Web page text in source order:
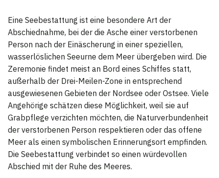
Eine Seebestattung ist eine besondere Art der
Abschiednahme, bei der die Asche einer verstorbenen
Person nach der Einäscherung in einer speziellen,
wasserlöslichen Seeurne dem Meer übergeben wird. Die
Zeremonie findet meist an Bord eines Schiffes statt,
außerhalb der Drei-Meilen-Zone in entsprechend
ausgewiesenen Gebieten der Nordsee oder Ostsee. Viele
Angehörige schätzen diese Möglichkeit, weil sie auf
Grabpflege verzichten möchten, die Naturverbundenheit
der verstorbenen Person respektieren oder das offene
Meer als einen symbolischen Erinnerungsort empfinden.
Die Seebestattung verbindet so einen würdevollen
Abschied mit der Ruhe des Meeres.